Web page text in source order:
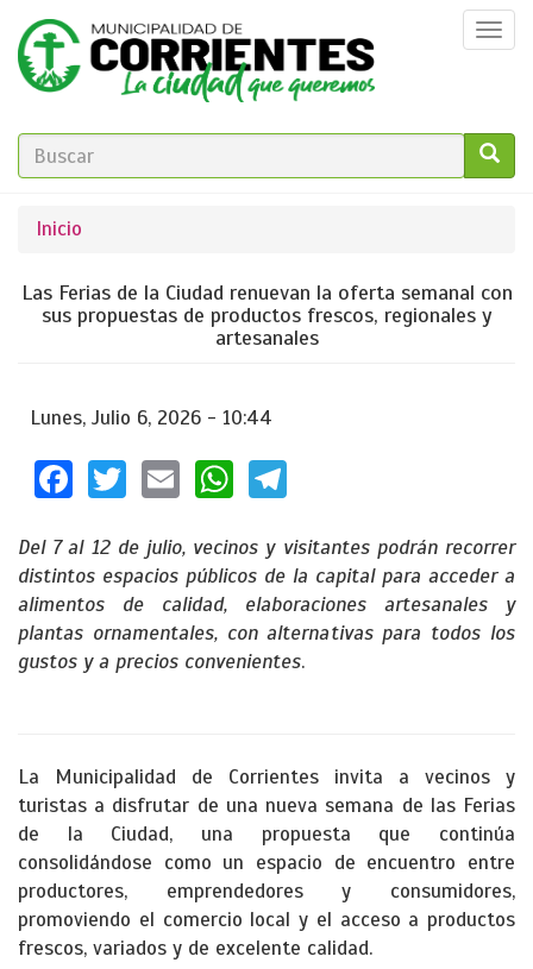
Pasar
contenido
principal
FORMULARIO
BÚSQUEDA
Se
encuentra
usted
Inicio
Las Ferias de la Ciudad renuevan la oferta semanal con
sus propuestas de productos frescos, regionales y
artesanales
Lunes, Julio 6, 2026 - 10:44
Facebook
TwitterEmailWhatsApp
Del 7 al 12 de julio, vecinos y visitantes podrán recorrer
distintos espacios públicos de la capital para acceder a
alimentos de calidad, elaboraciones artesanales y
plantas ornamentales, con alternativas para todos los
gustos y a precios convenientes.
La Municipalidad de Corrientes invita a vecinos y
turistas a disfrutar de una nueva semana de las Ferias
de la Ciudad, una propuesta que continúa
consolidándose como un espacio de encuentro entre
productores, emprendedores y consumidores,
promoviendo el comercio local y el acceso a productos
frescos, variados y de excelente calidad.